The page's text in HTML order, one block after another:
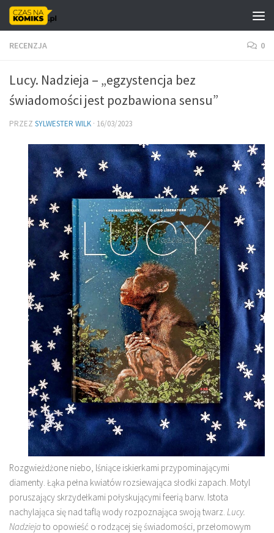
Skip to content
RECENZJA 0
Lucy. Nadzieja – „egzystencja bez
świadomości jest pozbawiona sensu”
PRZEZ SYLWESTER WILK · 16/03/2023
Rozgwieżdżone niebo, lśniące iskierkami przypominającymi
diamenty. Łąka pełna kwiatów rozsiewająca słodki zapach. Motyl
poruszający skrzydełkami połyskującymi feerią barw. Istota
nachylająca się nad taflą wody rozpoznająca swoją twarz. Lucy.
Nadziejato opowieść o rodzącej się świadomości, przełomowym